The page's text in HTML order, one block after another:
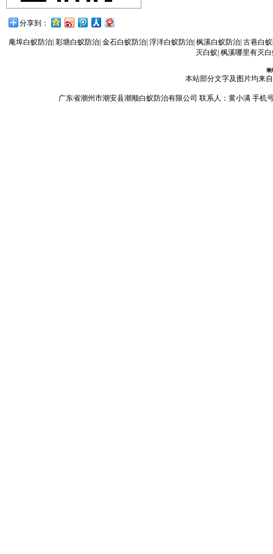
分享到：
庵埠白蚁防治| 彩塘白蚁防治| 金石白蚁防治| 浮洋白蚁防治| 枫溪白蚁防治| 古巷白
灭白蚁 枫溪哪里有灭白
潮
本站部分文字及图片均来
广东省潮州市潮安县潮顺白蚁防治有限公司 联系人：黄小满 手机